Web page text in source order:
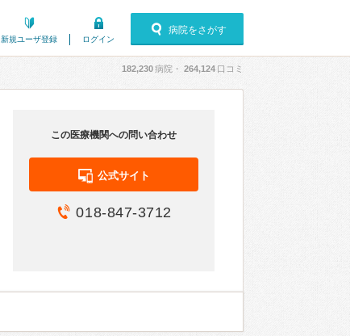
新規ユーザ登録 ログイン
病院をさがす
182,230病院・ 264,124 口コミ
この医療機関への問い合わせ
公式サイト
018-847-3712